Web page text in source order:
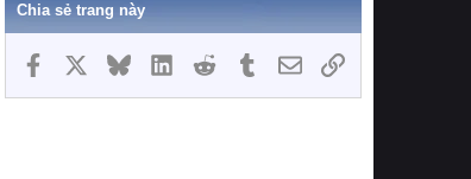
Chia sẻ trang này
Facebook BlueskyLinkedInReddit TumblrEmailLink